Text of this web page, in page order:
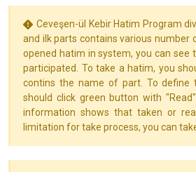
Ceveşen-ül Kebir Hatim Program
and ilk parts contains various number
opened hatim in system, you can see
participated. To take a hatim, you
contins the name of part. To define
should click green button with
information shows that taken or
limitation for take process, you can